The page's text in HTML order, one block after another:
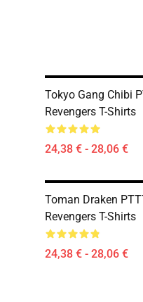
Tokyo Gang Chibi
Revengers T-Shirts
24,38 € - 28,06 €
Toman Draken
Revengers T-Shirts
24,38 € - 28,06 €